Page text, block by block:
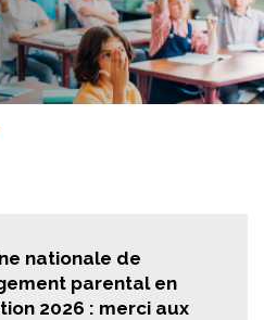
nationale de
parental en
2026 : merci aux